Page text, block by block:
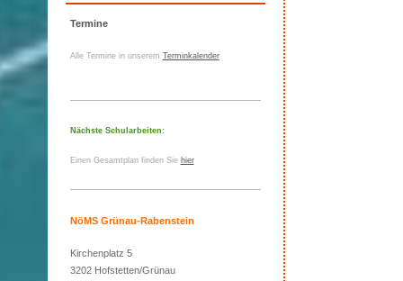
Termine
Alle Termine in unserem Terminkalender
Nächste Schularbeiten:
Einen Gesamtplan finden Sie hier
NöMS Grünau-Rabenstein
Kirchenplatz 5
3202 Hofstetten/Grünau